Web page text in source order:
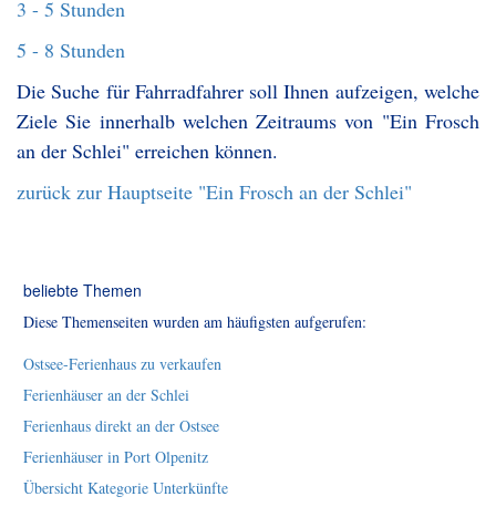
3 - 5 Stunden
5 - 8 Stunden
Die Suche für Fahrradfahrer soll Ihnen aufzeigen, welche
Ziele Sie innerhalb welchen Zeitraums von "Ein Frosch
an der Schlei" erreichen können.
zurück zur Hauptseite "Ein Frosch an der Schlei"
beliebte Themen
Diese Themenseiten wurden am häufigsten aufgerufen:
Ostsee-Ferienhaus zu verkaufen
Ferienhäuser an der Schlei
Ferienhaus direkt an der Ostsee
Ferienhäuser in Port Olpenitz
Übersicht Kategorie Unterkünfte